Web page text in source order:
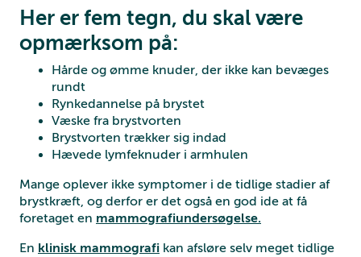
Her er fem tegn, du skal være
opmærksom på:
Hårde og ømme knuder, der ikke kan bevæges
rundt
Rynkedannelse på brystet
Væske fra brystvorten
Brystvorten trækker sig indad
Hævede lymfeknuder i armhulen
Mange oplever ikke symptomer i de tidlige stadier af
brystkræft, og derfor er det også en god ide at få
foretaget en mammografiundersøgelse.
En klinisk mammografi kan afsløre selv meget tidlige